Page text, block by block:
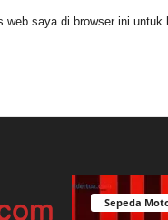
saya di browser ini untuk
Sepeda